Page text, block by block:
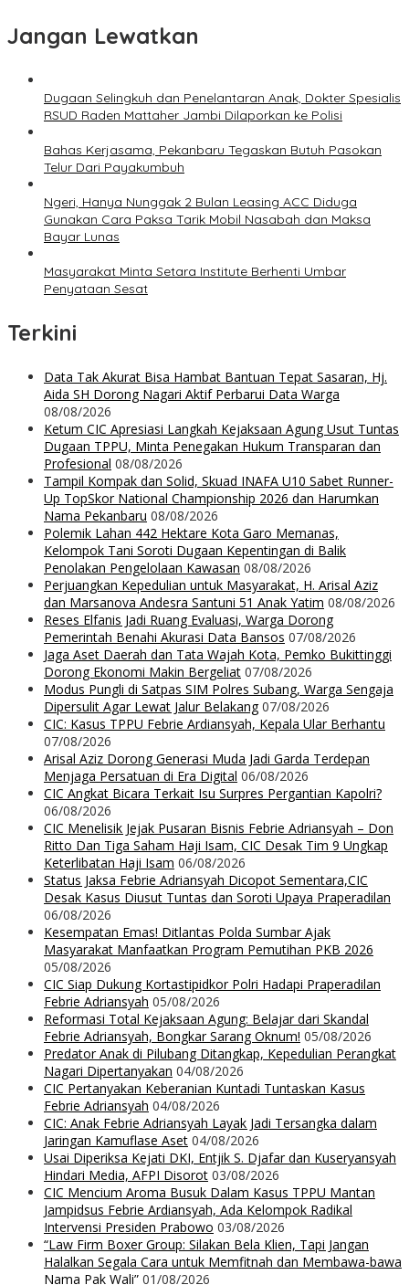
Jangan Lewatkan
Dugaan Selingkuh dan Penelantaran Anak, Dokter Spesialis
RSUD Raden Mattaher Jambi Dilaporkan ke Polisi
Bahas Kerjasama, Pekanbaru Tegaskan Butuh Pasokan
Telur Dari Payakumbuh
Ngeri, Hanya Nunggak 2 Bulan Leasing ACC Diduga
Gunakan Cara Paksa Tarik Mobil Nasabah dan Maksa
Bayar Lunas
Masyarakat Minta Setara Institute Berhenti Umbar
Penyataan Sesat
Terkini
Data Tak Akurat Bisa Hambat Bantuan Tepat Sasaran, Hj.
Aida SH Dorong Nagari Aktif Perbarui Data Warga
08/08/2026
Ketum CIC Apresiasi Langkah Kejaksaan Agung Usut Tuntas
Dugaan TPPU, Minta Penegakan Hukum Transparan dan
Profesional 08/08/2026
Tampil Kompak dan Solid, Skuad INAFA U10 Sabet Runner-
Up TopSkor National Championship 2026 dan Harumkan
Nama Pekanbaru 08/08/2026
Polemik Lahan 442 Hektare Kota Garo Memanas,
Kelompok Tani Soroti Dugaan Kepentingan di Balik
Penolakan Pengelolaan Kawasan 08/08/2026
Perjuangkan Kepedulian untuk Masyarakat, H. Arisal Aziz
dan Marsanova Andesra Santuni 51 Anak Yatim 08/08/2026
Reses Elfanis Jadi Ruang Evaluasi, Warga Dorong
Pemerintah Benahi Akurasi Data Bansos 07/08/2026
Jaga Aset Daerah dan Tata Wajah Kota, Pemko Bukittinggi
Dorong Ekonomi Makin Bergeliat 07/08/2026
Modus Pungli di Satpas SIM Polres Subang, Warga Sengaja
Dipersulit Agar Lewat Jalur Belakang 07/08/2026
CIC: Kasus TPPU Febrie Ardiansyah, Kepala Ular Berhantu
07/08/2026
Arisal Aziz Dorong Generasi Muda Jadi Garda Terdepan
Menjaga Persatuan di Era Digital 06/08/2026
CIC Angkat Bicara Terkait Isu Surpres Pergantian Kapolri?
06/08/2026
CIC Menelisik Jejak Pusaran Bisnis Febrie Adriansyah – Don
Ritto Dan Tiga Saham Haji Isam, CIC Desak Tim 9 Ungkap
Keterlibatan Haji Isam 06/08/2026
Status Jaksa Febrie Adriansyah Dicopot Sementara,CIC
Desak Kasus Diusut Tuntas dan Soroti Upaya Praperadilan
06/08/2026
Kesempatan Emas! Ditlantas Polda Sumbar Ajak
Masyarakat Manfaatkan Program Pemutihan PKB 2026
05/08/2026
CIC Siap Dukung Kortastipidkor Polri Hadapi Praperadilan
Febrie Adriansyah 05/08/2026
Reformasi Total Kejaksaan Agung: Belajar dari Skandal
Febrie Adriansyah, Bongkar Sarang Oknum! 05/08/2026
Predator Anak di Pilubang Ditangkap, Kepedulian Perangkat
Nagari Dipertanyakan 04/08/2026
CIC Pertanyakan Keberanian Kuntadi Tuntaskan Kasus
Febrie Adriansyah 04/08/2026
CIC: Anak Febrie Adriansyah Layak Jadi Tersangka dalam
Jaringan Kamuflase Aset 04/08/2026
Usai Diperiksa Kejati DKI, Entjik S. Djafar dan Kuseryansyah
Hindari Media, AFPI Disorot 03/08/2026
CIC Mencium Aroma Busuk Dalam Kasus TPPU Mantan
Jampidsus Febrie Ardiansyah, Ada Kelompok Radikal
Intervensi Presiden Prabowo 03/08/2026
“Law Firm Boxer Group: Silakan Bela Klien, Tapi Jangan
Halalkan Segala Cara untuk Memfitnah dan Membawa-bawa
Nama Pak Wali” 01/08/2026